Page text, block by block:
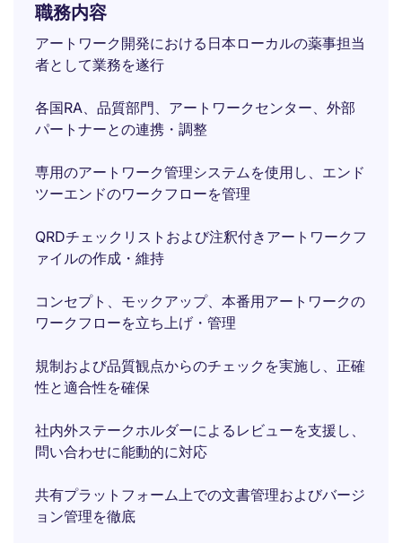
職務内容
アートワーク開発における日本ローカルの薬事担当
者として業務を遂行
各国RA、品質部門、アートワークセンター、外部
パートナーとの連携・調整
専用のアートワーク管理システムを使用し、エンド
ツーエンドのワークフローを管理
QRDチェックリストおよび注釈付きアートワークフ
ァイルの作成・維持
コンセプト、モックアップ、本番用アートワークの
ワークフローを立ち上げ・管理
規制および品質観点からのチェックを実施し、正確
性と適合性を確保
社内外ステークホルダーによるレビューを支援し、
問い合わせに能動的に対応
共有プラットフォーム上での文書管理およびバージ
ョン管理を徹底